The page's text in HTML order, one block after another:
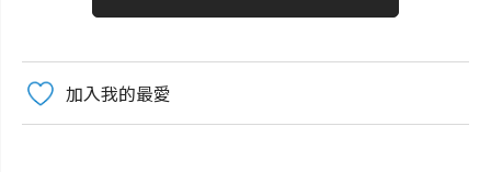
加入我的最愛